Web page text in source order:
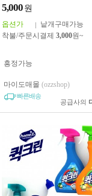
5,000 원
옵션가
낱개구매가능
착불/주문시결제 3,000원~
흥정가능
마이도매몰 (ozzshop)
빠른배송
공급사의